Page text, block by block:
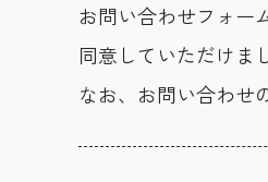
お問い合わせフォー
同意していただけま
なお、お問い合わせ